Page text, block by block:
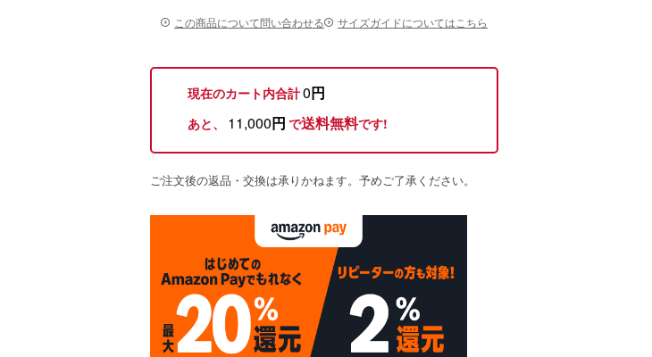
現在のカート内合計0円
あと、 11,000円 で送料無料です!
この商品について問い合わせる サイズガイドについてはこちら
ご注文後の返品・交換は承りかねます。予めご了承ください。